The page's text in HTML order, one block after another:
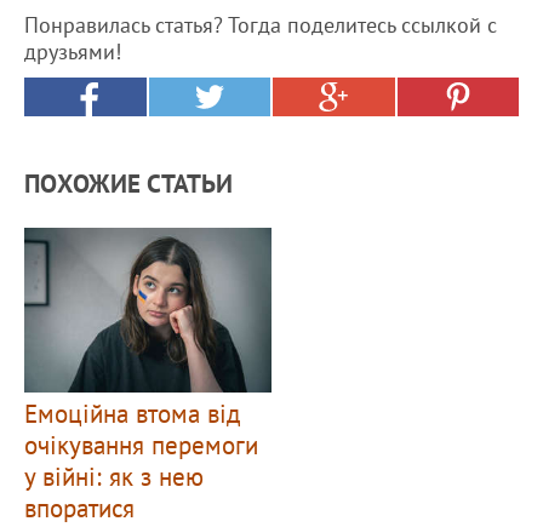
Понравилась статья? Тогда поделитесь ссылкой с
друзьями!
ПОХОЖИЕ СТАТЬИ
Емоційна втома від
очікування перемоги
у війні: як з нею
впоратися